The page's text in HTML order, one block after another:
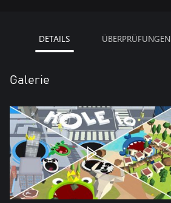
DETAILS ÜBERPRÜFUNGEN
Galerie